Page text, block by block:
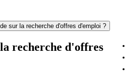
sur la recherche d'offres d'emploi ?
recherche d'offres